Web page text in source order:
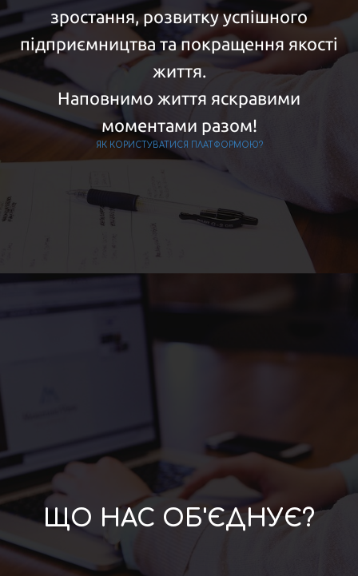
зростання, розвитку успішного
підприємництва та покращення якості
життя.
Наповнимо життя яскравими
моментами разом!
ЯК КОРИСТУВАТИСЯ ПЛАТФОРМОЮ?
ЩО НАС ОБ'ЄДНУЄ?